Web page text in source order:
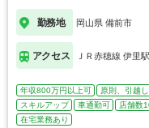
勤務地 岡山県 備前市
アクセス ＪＲ赤穂線 伊里駅
年収800万円以上可 原則、引越
スキルアップ
車通勤可 店舗数
在宅業務あり